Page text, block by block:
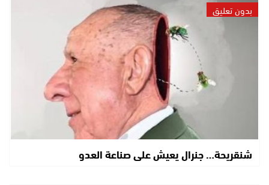
بدون تعليق
شنقريحة… جنرال يعيش على صناعة العدو